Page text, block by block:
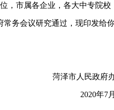
，市属各企业，各大中专院校
务会议研究通过，现印发给你
菏泽市人民政府
2020年7